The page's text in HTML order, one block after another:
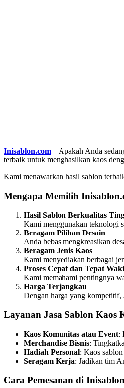
Inisablon.com – Apakah Anda
terbaik untuk menghasilkan kaos
Kami menawarkan hasil sablon
Mengapa Memilih
Hasil Sablon Berkualitas
Kami menggunakan teknologi
Beragam Pilihan Desain
Anda bebas mengkreasikan
Beragam Jenis Kaos
Kami menyediakan berbagai
Proses Cepat dan Tepat
Kami memahami pentingnya
Harga Terjangkau
Dengan harga yang kompetitif,
Layanan Jasa Sablon Kaos
Kaos Komunitas atau Event:
Merchandise Bisnis:
Hadiah Personal: Kaos
Seragam Kerja: Jadikan tim
Cara Pemesanan di